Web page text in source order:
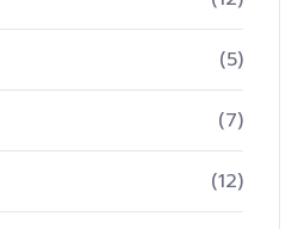
(5)
(7)
(12)